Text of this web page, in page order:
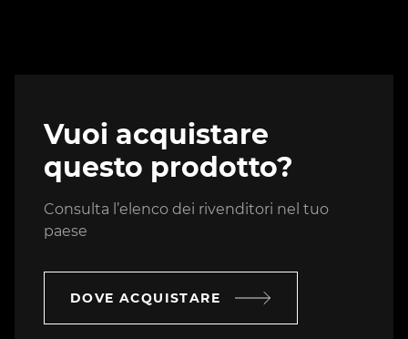
Vuoi acquistare
questo prodotto?
Consulta l’elenco dei rivenditori nel tuo
paese
DOVE ACQUISTARE